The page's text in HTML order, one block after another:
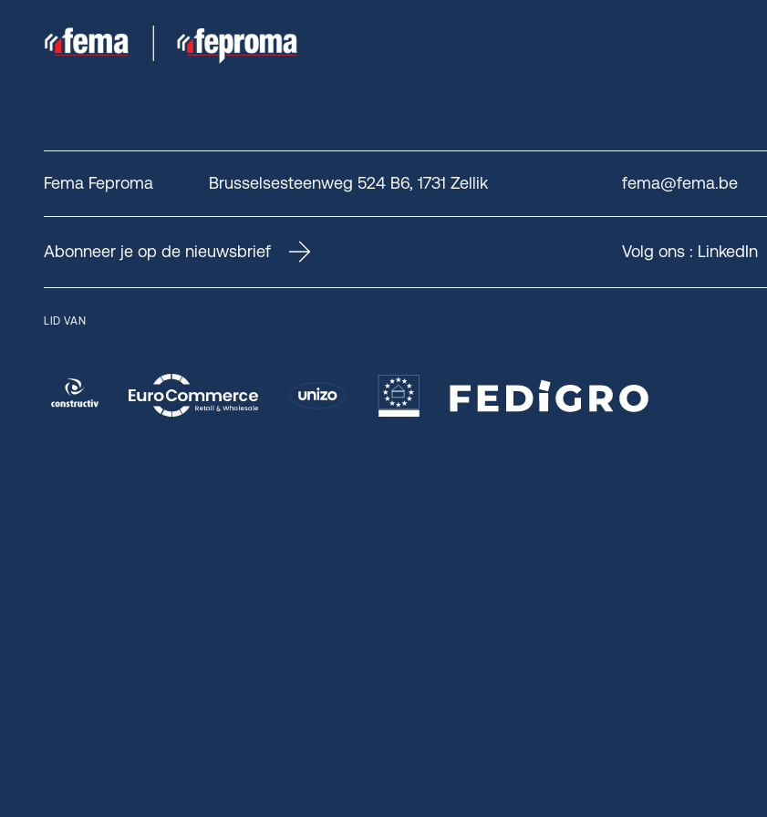
Fema Feproma Brusselsesteenweg 524 B6, 1731 Zellik fema@fema.be
Abonneer je op de nieuwsbrief Volg ons : LinkedIn
LID VAN